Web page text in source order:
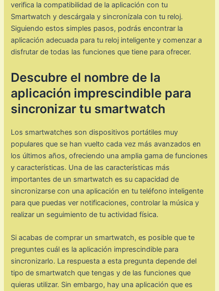
verifica la compatibilidad de la aplicación con tu
Smartwatch y descárgala y sincronízala con tu reloj.
Siguiendo estos simples pasos, podrás encontrar la
aplicación adecuada para tu reloj inteligente y comenzar a
disfrutar de todas las funciones que tiene para ofrecer.
Descubre el nombre de la
aplicación imprescindible para
sincronizar tu smartwatch
Los smartwatches son dispositivos portátiles muy
populares que se han vuelto cada vez más avanzados en
los últimos años, ofreciendo una amplia gama de funciones
y características. Una de las características más
importantes de un smartwatch es su capacidad de
sincronizarse con una aplicación en tu teléfono inteligente
para que puedas ver notificaciones, controlar la música y
realizar un seguimiento de tu actividad física.
Si acabas de comprar un smartwatch, es posible que te
preguntes cuál es la aplicación imprescindible para
sincronizarlo. La respuesta a esta pregunta depende del
tipo de smartwatch que tengas y de las funciones que
quieras utilizar. Sin embargo, hay una aplicación que es